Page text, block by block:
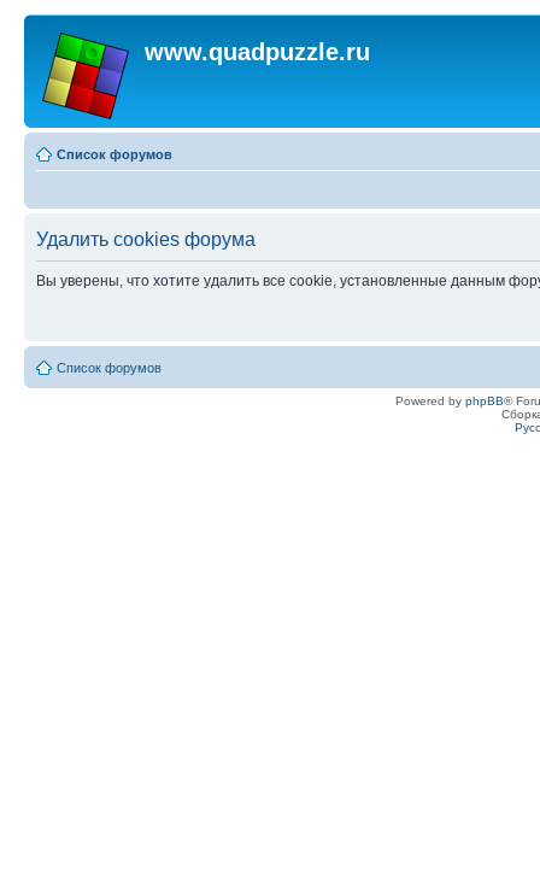
www.quadpuzzle.ru
Список форумов
Удалить cookies форума
Вы уверены, что хотите удалить все cookie, установленные данным
Список форумов
Powered by phpBB®